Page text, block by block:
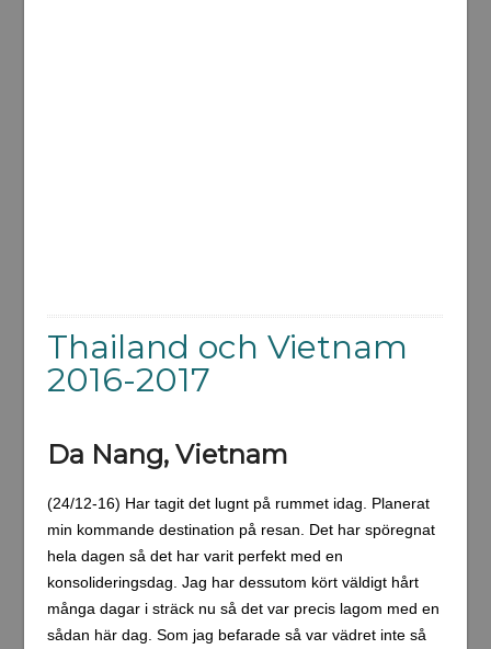
Thailand och Vietnam
2016-2017
Da Nang, Vietnam
(24/12-16) Har tagit det lugnt på rummet idag. Planerat
min kommande destination på resan. Det har spöregnat
hela dagen så det har varit perfekt med en
konsolideringsdag. Jag har dessutom kört väldigt hårt
många dagar i sträck nu så det var precis lagom med en
sådan här dag. Som jag befarade så var vädret inte så